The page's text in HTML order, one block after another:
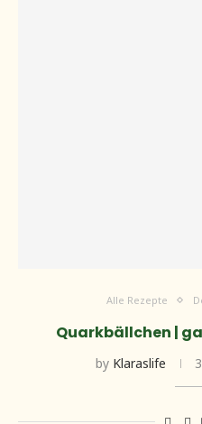
Alle Rezepte
Quarkbällchen |
by Klaraslife